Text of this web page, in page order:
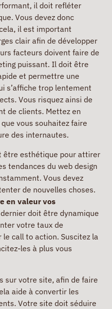
il doit refléter
Vous devez donc
il est important
clair afin de développer
facteurs doivent faire de
puissant. Il doit être
et permettre une
s’affiche trop lentement
Vous risquez ainsi de
de clients. Mettez en
vous souhaitez faire
des internautes.
être esthétique pour attirer
tendances du web design
Vous devez
de nouvelles choses.
en valeur vos
doit être dynamique
votre taux de
call to action. Suscitez la
les à plus vous
sur votre site, afin de faire
aide à convertir les
Votre site doit séduire